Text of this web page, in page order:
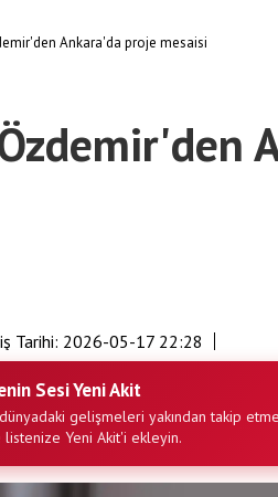
Ankara'da proje mesaisi
Tarihi: 2026-05-17 22:28
Sesi Yeni Akit
gelişmeleri yakından takip
Yeni Akit'i ekleyin.